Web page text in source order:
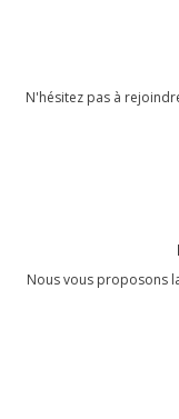
N'hésitez pas à
Nous vous proposons